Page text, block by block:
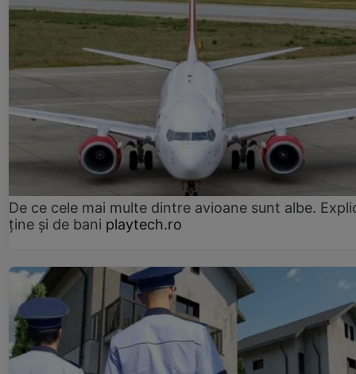
De ce cele mai multe dintre avioane sunt albe.
ține și de bani playtech.ro